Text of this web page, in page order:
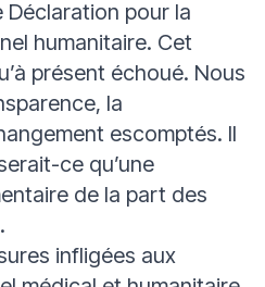
Déclaration pour la
humanitaire. Cet
présent échoué. Nous
la
escomptés. Il
ce qu’une
de la part des
infligées aux